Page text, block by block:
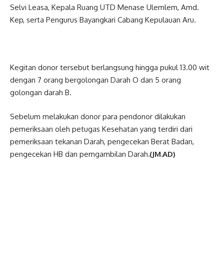
Selvi Leasa, Kepala Ruang UTD Menase Ulemlem, Amd.
Kep, serta Pengurus Bayangkari Cabang Kepulauan Aru.
Kegitan donor tersebut berlangsung hingga pukul 13.00 wit
dengan 7 orang bergolongan Darah O dan 5 orang
golongan darah B.
Sebelum melakukan donor para pendonor dilakukan
pemeriksaan oleh petugas Kesehatan yang terdiri dari
pemeriksaan tekanan Darah, pengecekan Berat Badan,
pengecekan HB dan pemgambilan Darah.(JM.AD)